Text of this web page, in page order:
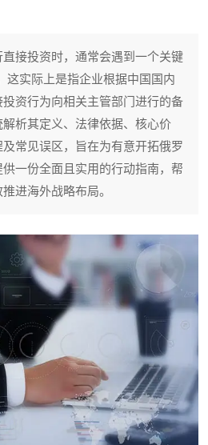
接投资时，通常会遇到一个关键
实际上是指企业根据中国国内
资行为向相关主管部门进行的备
析其定义、法律依据、核心价
常见误区，旨在为有意开拓俄罗
一份全面且实用的行动指南，帮
进海外战略布局。